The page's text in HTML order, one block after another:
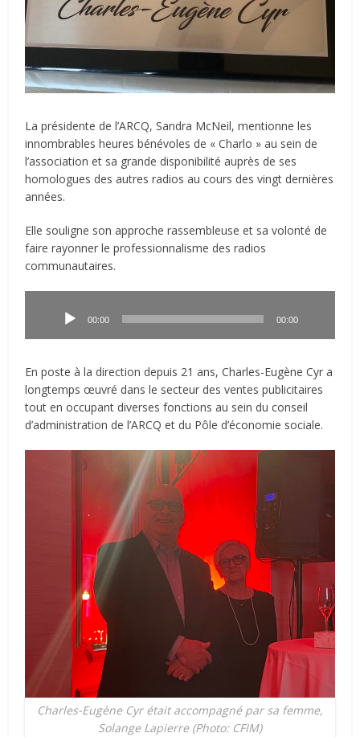
La présidente de l’ARCQ, Sandra McNeil, mentionne les
innombrables heures bénévoles de « Charlo » au sein de
l’association et sa grande disponibilité auprès de ses
homologues des autres radios au cours des vingt dernières
années.
Elle souligne son approche rassembleuse et sa volonté de
faire rayonner le professionnalisme des radios
communautaires.
00:00 00:00
En poste à la direction depuis 21 ans, Charles-Eugène Cyr a
longtemps œuvré dans le secteur des ventes publicitaires
tout en occupant diverses fonctions au sein du conseil
d’administration de l’ARCQ et du Pôle d’économie sociale.
Charles-Eugène Cyr était accompagné par sa femme,
Solange Lapierre (Photo: CFIM)